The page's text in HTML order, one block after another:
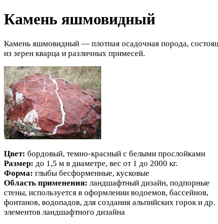
Камень яшмовидный
Камень яшмовидный — плотная осадочная порода,
из зерен кварца и различных примесей.
Цвет: бордовый, темно-красный с белыми прослойками
Размер: до 1,5 м в диаметре, вес от 1 до 2000 кг.
Форма: глыбы бесформенные, кусковые
Область применения: ландшафтный дизайн, подпорные
стены, используется в оформлении водоемов, бассейнов,
фонтанов, водопадов, для создания альпийских горок и др.
элементов ландшафтного дизайна